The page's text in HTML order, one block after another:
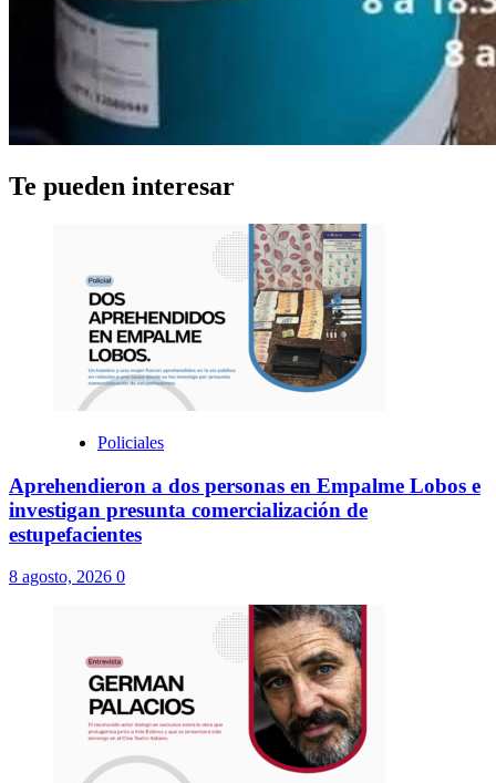
Te pueden interesar
Policiales
Aprehendieron a dos personas en Empalme Lobos e
investigan presunta comercialización de
estupefacientes
8 agosto, 2026 0